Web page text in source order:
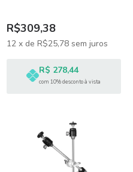
R$309,38
12 x de R$25,78 sem juros
R$ 278,44
com 10% desconto à vista